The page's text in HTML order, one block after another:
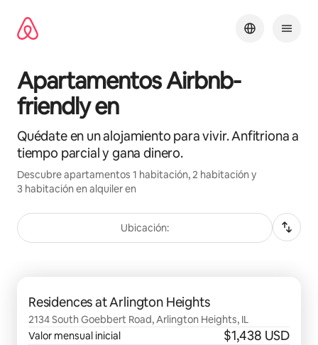
contenido
Apartamentos Airbnb-
friendly en
Quédate en un alojamiento para vivir. Anfitriona a
tiempo parcial y gana dinero.
Descubre apartamentos 1 habitación, 2 habitación y
3 habitación en alquiler en
Ubicación:
Residences at Arlington Heights
2134 South Goebbert Road, Arlington Heights, IL
Valor mensual inicial
$1,438 USD